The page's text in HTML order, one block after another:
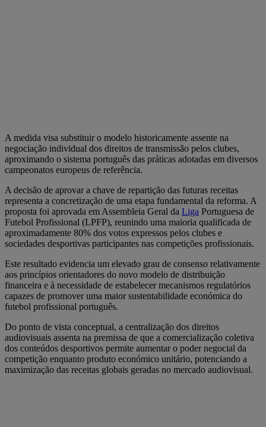
A medida visa substituir o modelo historicamente assente na
negociação individual dos direitos de transmissão pelos clubes,
aproximando o sistema português das práticas adotadas em diversos
campeonatos europeus de referência.
A decisão de aprovar a chave de repartição das futuras receitas
representa a concretização de uma etapa fundamental da reforma. A
proposta foi aprovada em Assembleia Geral da Liga Portuguesa de
Futebol Profissional (LPFP), reunindo uma maioria qualificada de
aproximadamente 80% dos votos expressos pelos clubes e
sociedades desportivas participantes nas competições profissionais.
Este resultado evidencia um elevado grau de consenso relativamente
aos princípios orientadores do novo modelo de distribuição
financeira e à necessidade de estabelecer mecanismos regulatórios
capazes de promover uma maior sustentabilidade económica do
futebol profissional português.
Do ponto de vista conceptual, a centralização dos direitos
audiovisuais assenta na premissa de que a comercialização coletiva
dos conteúdos desportivos permite aumentar o poder negocial da
competição enquanto produto económico unitário, potenciando a
maximização das receitas globais geradas no mercado audiovisual.